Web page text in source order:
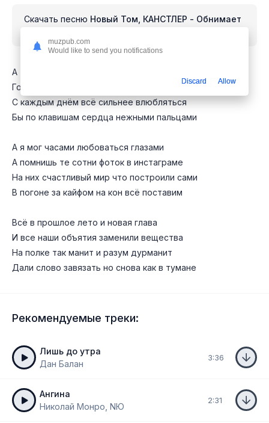
Скачать песню Новый Том, КАНСТЛЕР - Обнимает
А ты красила ты будни улыбкой и яркими танцами
Гостиная сцена и мои овации
С каждым днём всё сильнее влюбляться
Бы по клавишам сердца нежными пальцами
А я мог часами любоваться глазами
А помнишь те сотни фоток в инстаграме
На них счастливый мир что построили сами
В погоне за кайфом на кон всё поставим
Всё в прошлое лето и новая глава
И все наши объятия заменили вещества
На полке так манит и разум дурманит
Дали слово завязать но снова как в тумане
Рекомендуемые треки:
Лишь до утра
Дан Балан
3:36
Ангина
Николай Монро, NЮ
2:31
muzpub.com
Would like to send you notifications
Discard Allow